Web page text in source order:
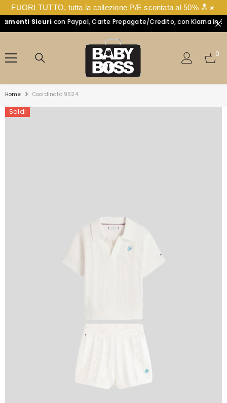
FUORI TUTTO, tutta la collezione P/E scontata al 50% 🔝☀️
VAI DIRETTAMENTE AI CONTENUTI
Sicuricon Paypal, Carte Prepagate/Credito, con Klarna in 3
0
0
Home Coordinato 9524
Saldi